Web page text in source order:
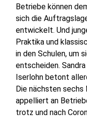
Betriebe können
sich die
entwickelt. Und
Praktika und
in den Schulen, um
entscheiden.
Iserlohn betont
Die nächsten sechs
appelliert an
trotz und nach